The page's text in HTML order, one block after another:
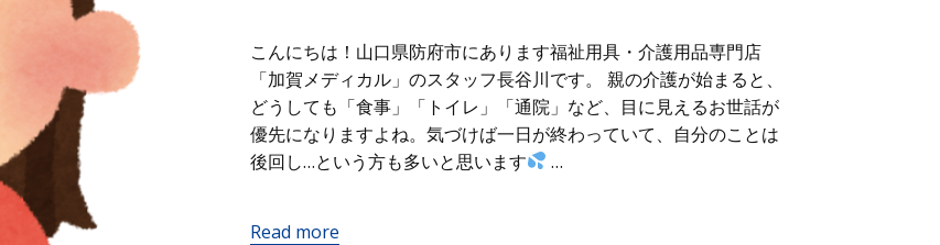
こんにちは！山口県防府市にあります福祉用具・介護用品専門店
「加賀メディカル」のスタッフ長谷川です。 親の介護が始まると、
どうしても「食事」「トイレ」「通院」など、目に見えるお世話が
優先になりますよね。気づけば一日が終わっていて、自分のことは
後回し…という方も多いと思います
…
Read more